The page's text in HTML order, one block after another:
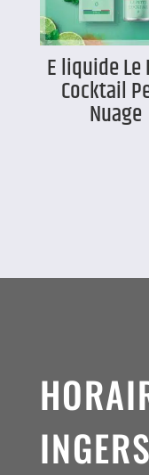
E liquide
Cocktail
Nuage